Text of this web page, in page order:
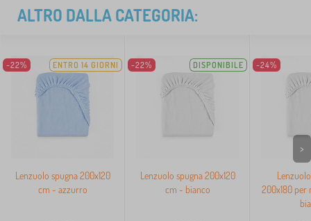
ALTRO DALLA CATEGORIA:
-22% ENTRO 14 GIORNI
Lenzuolo spugna 200x120
cm - azzurro
-22% DISPONIBILE
Lenzuolo spugna 200x120
cm - bianco
-24%
200x180 per
>